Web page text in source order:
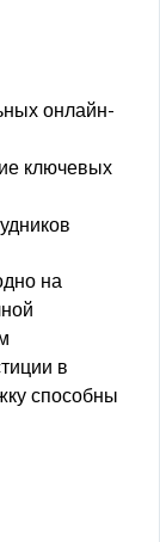
онлайн-
ключевых
на
в
способны